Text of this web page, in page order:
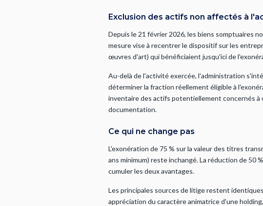
Exclusion des actifs non affectés à
Depuis le 21 février 2026, les biens somptuaires
mesure vise à recentrer le dispositif sur les
œuvres d'art) qui bénéficiaient jusqu'ici de
Au-delà de l'activité exercée, l'administration
déterminer la fraction réellement éligible à
inventaire des actifs potentiellement concernés
documentation.
Ce qui ne change pas
L'exonération de 75 % sur la valeur des titres
ans minimum) reste inchangé. La réduction de 50
cumuler les deux avantages.
Les principales sources de litige restent
appréciation du caractère animatrice d'une